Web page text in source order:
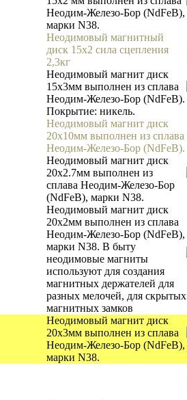
Неодим-Железо-Бор (NdFeB),
марки N38.
Неодимовый магнитный
диск 15х2 сила сцепления
2,3кг
Неодимовый магнит диск
15х3мм выполнен из сплава
Неодим-Железо-Бор (NdFeB).
Покрытие: никель.
Неодимовый магнит диск
20х10мм выполнен из сплава
Неодим-Железо-Бор (NdFeB).
Неодимовый магнит диск
20х2.7мм выполнен из
сплава Неодим-Железо-Бор
(NdFeB), марки N38.
Неодимовый магнит диск
20х2мм выполнен из сплава
Неодим-Железо-Бор (NdFeB),
марки N38. В быту
неодимовые магниты
используют для создания
магнитных держателей для
разных мелочей, для скрытых
магнитных замков
Неодимовый магнит диск
20х3мм выполнен из сплава
Неодим-Железо-Бор (NdFeB),
марки N38.